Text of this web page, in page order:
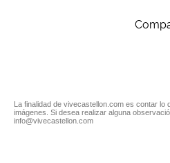
La finalidad de vivecastellon.com es contar
imágenes. Si desea realizar alguna
info@vivecastellon.com